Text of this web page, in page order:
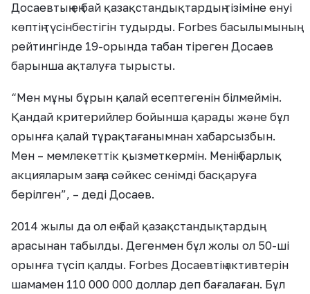
Досаевтың ең бай қазақстандықтардың тізіміне енуі
көптің түсінбестігін тудырды. Forbes басылымының
рейтингінде 19-орында табан тіреген Досаев
барынша ақталуға тырысты.
“Мен мұны бұрын қалай есептегенін білмеймін.
Қандай критерийлер бойынша қарады және бұл
орынға қалай тұрақтағанымнан хабарсызбын.
Мен – мемлекеттік қызметкермін. Менің барлық
акцияларым заңға сәйкес сенімді басқаруға
берілген”, – деді Досаев.
2014 жылы да ол ең бай қазақстандықтардың
арасынан табылды. Дегенмен бұл жолы ол 50-ші
орынға түсіп қалды. Forbes Досаевтің активтерін
шамамен 110 000 000 доллар деп бағалаған. Бұл